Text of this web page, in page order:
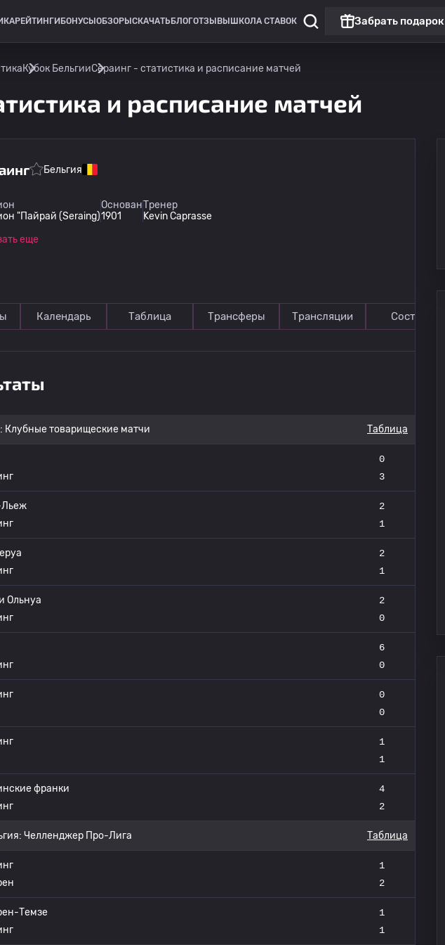
РЕЙТИНГИ БОНУСЫ ОБЗОРЫ СКАЧАТЬ БЛОГОТЗЫВЫ ШКОЛА СТАВОК Забрать подарок
Кубок БельгииСераинг - статистика и расписание матчей
и расписание матчей
Бельгия
"Пайрай (Seraing)
Основан
1901
Тренер
Kevin Caprasse
еще
Календарь Таблица Трансферы Трансляции Состав
Клубные товарищеские матчи Таблица
0
3
2
1
2
1
Ольнуа
2
0
6
0
0
0
1
1
франки
4
2
Челленджер Про-Лига Таблица
1
2
Темзе
1
1